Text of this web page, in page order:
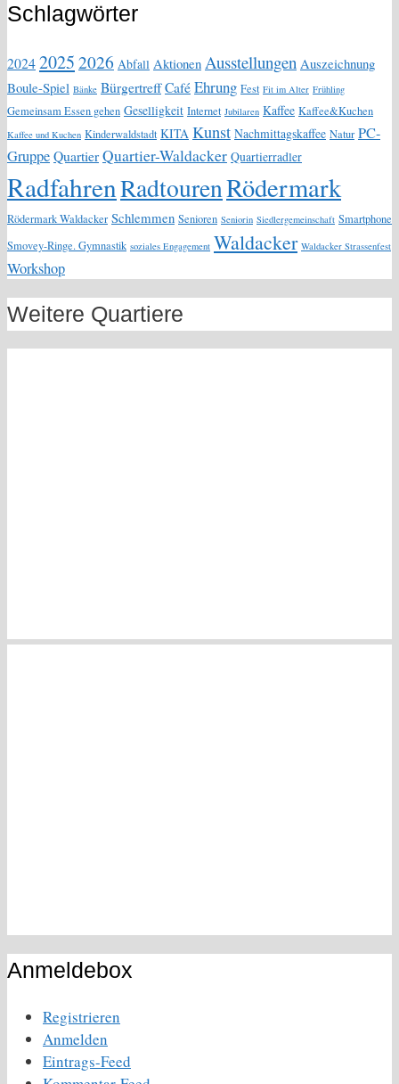
Schlagwörter
202420252026 Abfall Aktionen Ausstellungen Auszeichnung
Boule-Spiel Bänke BürgertreffCaféEhrung Fest Fit im Alter Frühling
Gemeinsam Essen gehen Geselligkeit Internet Jubilaren Kaffee Kaffee&Kuchen
Kaffee und Kuchen Kinderwaldstadt KITA Kunst Nachmittagskaffee Natur PC-
GruppeQuartierQuartier-Waldacker Quartierradler
RadfahrenRadtourenRödermark
Rödermark Waldacker Schlemmen Senioren Seniorin Siedlergemeinschaft Smartphone
Smovey-Ringe. Gymnastik soziales Engagement Waldacker Waldacker Strassenfest
Workshop
Weitere Quartiere
Anmeldebox
Registrieren
Anmelden
Eintrags-Feed